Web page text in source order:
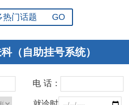
热门话题 GO
（自助挂号系统）
电 话：